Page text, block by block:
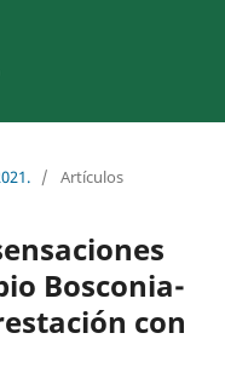
/ Artículos
Bosconia-
con